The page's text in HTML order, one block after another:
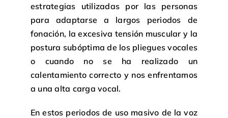
estrategias utilizadas por las personas
para adaptarse a largos periodos de
fonación, la excesiva tensión muscular y la
postura subóptima de los pliegues vocales
o cuando no se ha realizado un
calentamiento correcto y nos enfrentamos
a una alta carga vocal.
En estos periodos de uso masivo de la voz